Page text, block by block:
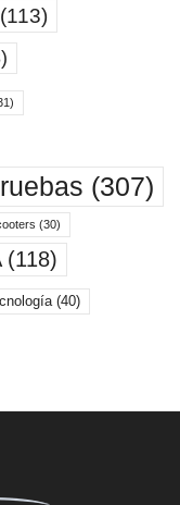
(113)
(307)
(30)
(118)
(40)